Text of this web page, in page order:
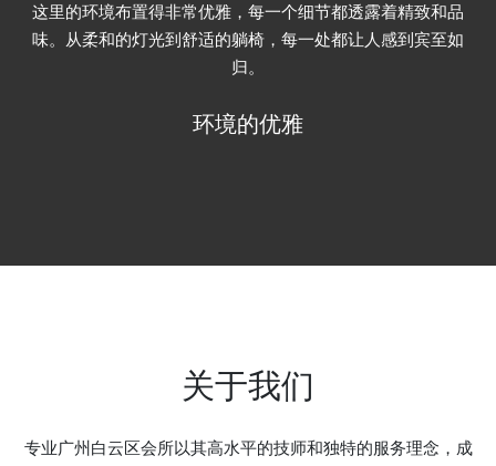
对我来说，这家养生桑拿会馆就是放松的天堂。在这里，我可
以完全放下工作的压力，享受一段属于自己的宁静时光。
关于我们
专业广州白云区会所以其高水平的技师和独特的服务理念，成